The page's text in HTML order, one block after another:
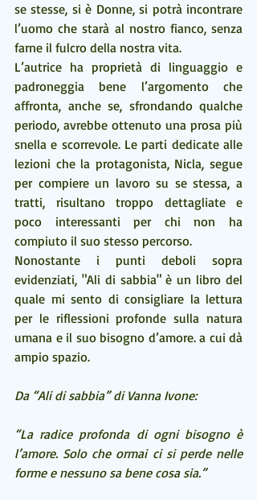
se stesse, si è Donne, si potrà incontrare
l’uomo che starà al nostro fianco, senza
farne il fulcro della nostra vita.
L’autrice ha proprietà di linguaggio e
padroneggia bene l’argomento che
affronta, anche se, sfrondando qualche
periodo, avrebbe ottenuto una prosa più
snella e scorrevole. Le parti dedicate alle
lezioni che la protagonista, Nicla, segue
per compiere un lavoro su se stessa, a
tratti, risultano troppo dettagliate e
poco interessanti per chi non ha
compiuto il suo stesso percorso.
Nonostante i punti deboli sopra
evidenziati, "Ali di sabbia" è un libro del
quale mi sento di consigliare la lettura
per le riflessioni profonde sulla natura
umana e il suo bisogno d’amore. a cui dà
ampio spazio.
Da “Ali di sabbia” di Vanna Ivone:
“La radice profonda di ogni bisogno è
l’amore. Solo che ormai ci si perde nelle
forme e nessuno sa bene cosa sia.”